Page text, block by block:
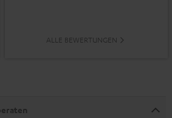
ALLE BEWERTUNGEN